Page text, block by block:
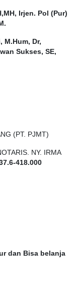
Irjen. Pol (Pur)
M.Hum, Dr,
Sukses, SE,
(PT. PJMT)
NY. IRMA
.6-418.000
dan Bisa belanja